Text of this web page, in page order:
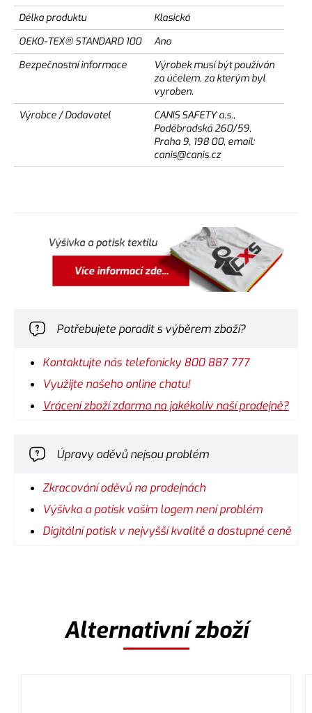
Délka produktu
Klasická
OEKO-TEX® STANDARD 100
Ano
Bezpečnostní informace
Výrobek musí být používán
za účelem, za kterým byl
vyroben.
Výrobce / Dodavatel
CANIS SAFETY a.s.,
Poděbradská 260/59,
Praha 9, 198 00, email:
canis@canis.cz
Potřebujete poradit s výběrem zboží?
Kontaktujte nás telefonicky 800 887 777
Využijte našeho online chatu!
Vrácení zboží zdarma na jakékoliv naší prodejně?
Úpravy oděvů nejsou problém
Zkracování oděvů na prodejnách
Výšivka a potisk vašim logem není problém
Digitální potisk v nejvyšší kvalitě a dostupné ceně
Alternativní zboží